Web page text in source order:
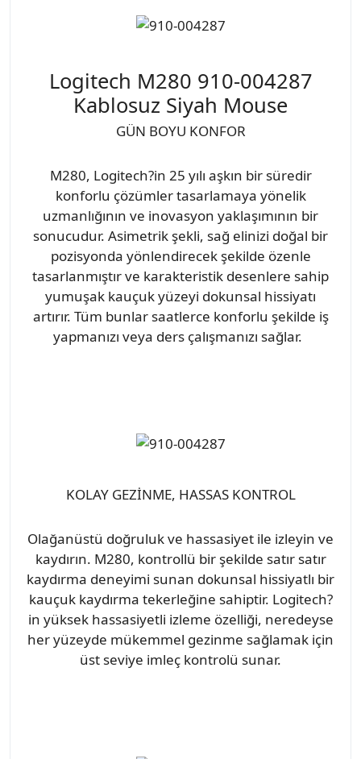
Logitech M280 910-004287
Kablosuz Siyah Mouse
GÜN BOYU KONFOR
M280, Logitech?in 25 yılı aşkın bir süredir
konforlu çözümler tasarlamaya yönelik
uzmanlığının ve inovasyon yaklaşımının bir
sonucudur. Asimetrik şekli, sağ elinizi doğal bir
pozisyonda yönlendirecek şekilde özenle
tasarlanmıştır ve karakteristik desenlere sahip
yumuşak kauçuk yüzeyi dokunsal hissiyatı
artırır. Tüm bunlar saatlerce konforlu şekilde iş
yapmanızı veya ders çalışmanızı sağlar.
KOLAY GEZİNME, HASSAS KONTROL
Olağanüstü doğruluk ve hassasiyet ile izleyin ve
kaydırın. M280, kontrollü bir şekilde satır satır
kaydırma deneyimi sunan dokunsal hissiyatlı bir
kauçuk kaydırma tekerleğine sahiptir. Logitech?
in yüksek hassasiyetli izleme özelliği, neredeyse
her yüzeyde mükemmel gezinme sağlamak için
üst seviye imleç kontrolü sunar.